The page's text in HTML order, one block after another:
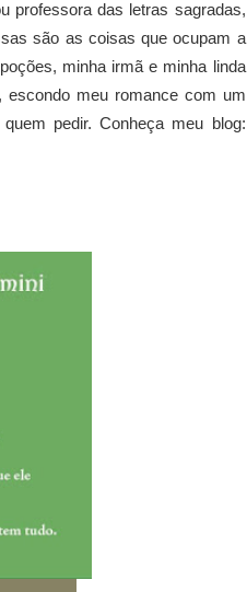
professora das letras sagradas,
são as coisas que ocupam a
minha irmã e minha linda
escondo meu romance com um
pedir. Conheça meu blog: